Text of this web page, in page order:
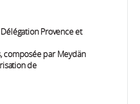
Provence et
composée par Meydän
de